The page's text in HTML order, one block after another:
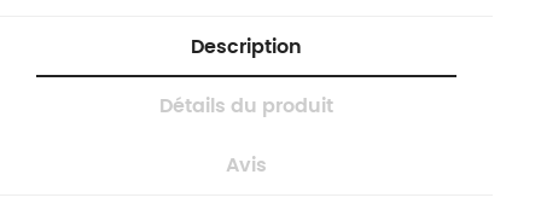
Description
Détails du produit
Avis